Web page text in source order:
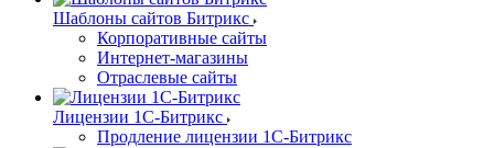
Шаблоны сайтов Битрикс
Корпоративные сайты
Интернет-магазины
Отраслевые сайты
Лицензии 1С-Битрикс
Продление лицензии 1С-Битрикс